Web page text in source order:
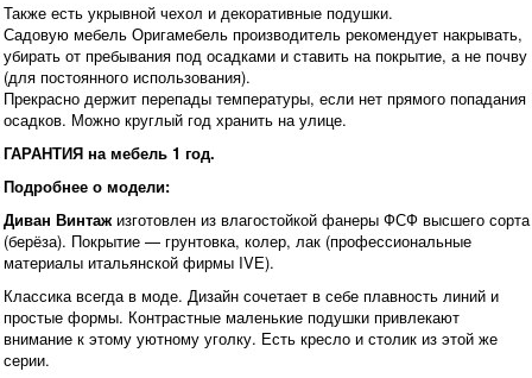
Также есть укрывной чехол и декоративные подушки.
Садовую мебель Оригамебель производитель рекомендует накрывать,
убирать от пребывания под осадками и ставить на покрытие, а не почву
(для постоянного использования).
Прекрасно держит перепады температуры, если нет прямого попадания
осадков. Можно круглый год хранить на улице.
ГАРАНТИЯ на мебель 1 год.
Подробнее о модели:
Диван Винтажизготовлен из влагостойкой фанеры ФСФ высшего сорта
(берёза). Покрытие — грунтовка, колер, лак (профессиональные
материалы итальянской фирмы IVЕ).
Классика всегда в моде. Дизайн сочетает в себе плавность линий и
простые формы. Контрастные маленькие подушки привлекают
внимание к этому уютному уголку. Есть кресло и столик из этой же
серии.